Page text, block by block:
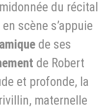
du récital
scène s’appuie
de ses
de Robert
et profonde, la
maternelle